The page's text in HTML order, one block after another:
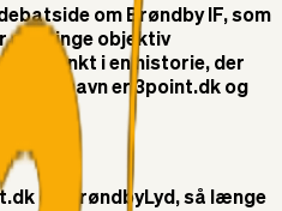
om Brøndby IF, som
at bringe objektiv
i en historie, der
navn er 3point.dk og
dk"
og BrøndbyLyd, så længe